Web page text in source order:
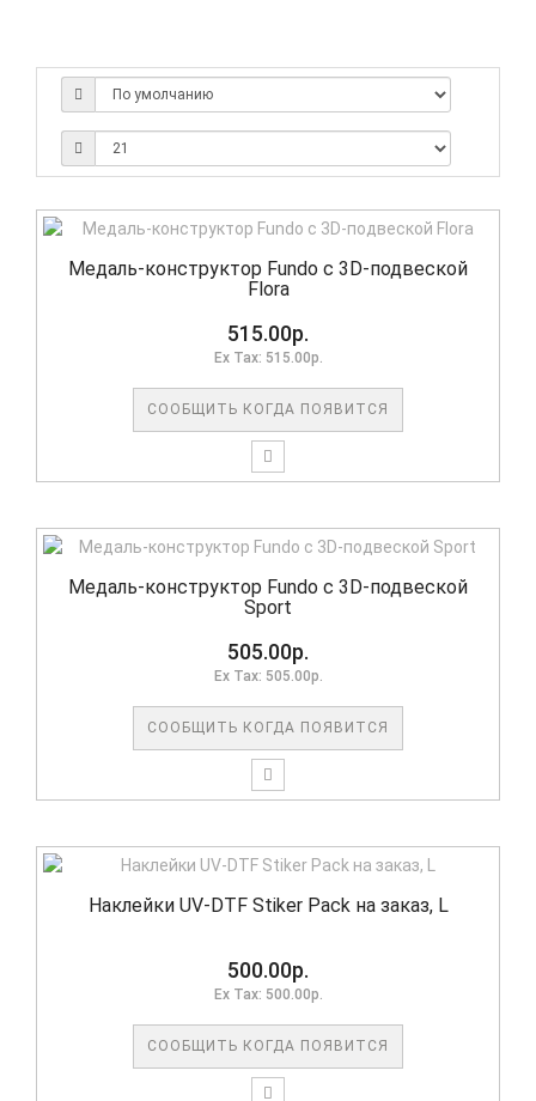
Медаль-конструктор Fundo с 3D-подвеской
Flora
515.00р.
Ex Tax: 515.00р.
СООБЩИТЬ КОГДА ПОЯВИТСЯ
Медаль-конструктор Fundo с 3D-подвеской
Sport
505.00р.
Ex Tax: 505.00р.
СООБЩИТЬ КОГДА ПОЯВИТСЯ
Наклейки UV-DTF Stiker Pack на заказ, L
500.00р.
Ex Tax: 500.00р.
СООБЩИТЬ КОГДА ПОЯВИТСЯ